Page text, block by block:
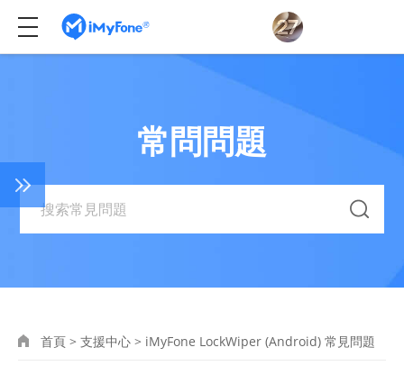
常問問題
首頁 > 支援中心 > iMyFone LockWiper (Android) 常見問題